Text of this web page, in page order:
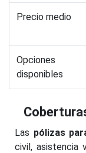
Precio medio
Opciones
disponibles
Las pólizas
civil, asistencia